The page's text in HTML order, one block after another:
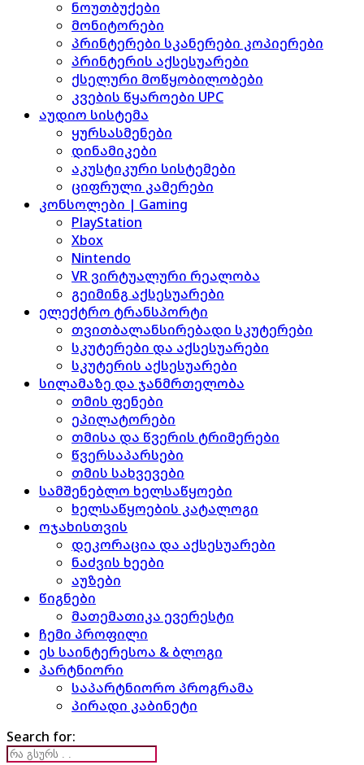
ნოუთბუქები
მონიტორები
პრინტერები სკანერები კოპიერები
პრინტერის აქსესუარები
ქსელური მოწყობილობები
კვების წყაროები UPC
აუდიო სისტემა
ყურსასმენები
დინამიკები
აკუსტიკური სისტემები
ციფრული კამერები
კონსოლები | Gaming
PlayStation
Xbox
Nintendo
VR ვირტუალური რეალობა
გეიმინგ აქსესუარები
ელექტრო ტრანსპორტი
თვითბალანსირებადი სკუტერები
სკუტერები და აქსესუარები
სკუტერის აქსესუარები
სილამაზე და ჯანმრთელობა
თმის ფენები
ეპილატორები
თმისა და წვერის ტრიმერები
წვერსაპარსები
თმის სახვევები
სამშენებლო ხელსაწყოები
ხელსაწყოების კატალოგი
ოჯახისთვის
დეკორაცია და აქსესუარები
ნაძვის ხეები
აუზები
წიგნები
მათემათიკა ევერესტი
ჩემი პროფილი
ეს საინტერესოა & ბლოგი
პარტნიორი
საპარტნიორო პროგრამა
პირადი კაბინეტი
Search for: